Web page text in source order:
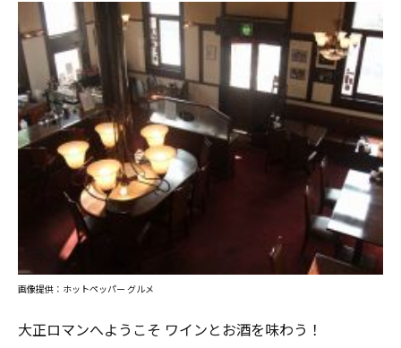
大正ロマンへようこそ ワインとお酒を味わう！
画像提供：ホットペッパー グルメ